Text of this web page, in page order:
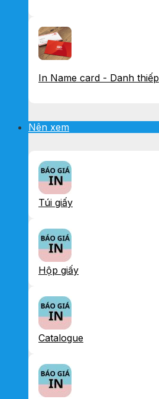
In Name card - Danh thiếp
Nên xem
Túi giấy
Hộp giấy
Catalogue